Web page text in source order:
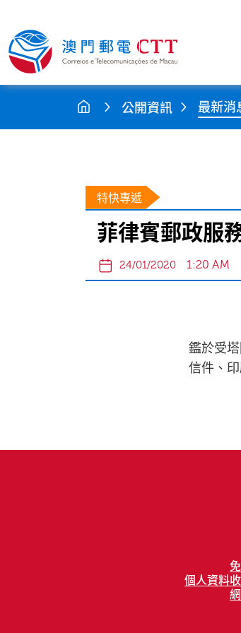
公開資訊 最新消
特快專遞
菲律賓郵政服
24/01/2020 1:20 AM
鑑於受
信件、
個人資料